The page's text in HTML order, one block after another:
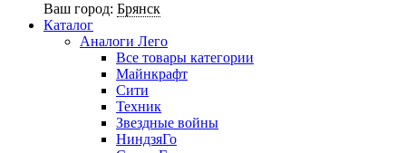
Ваш город: Брянск
Каталог
Аналоги Лего
Все товары категории
Майнкрафт
Сити
Техник
Звездные войны
НиндзяГо